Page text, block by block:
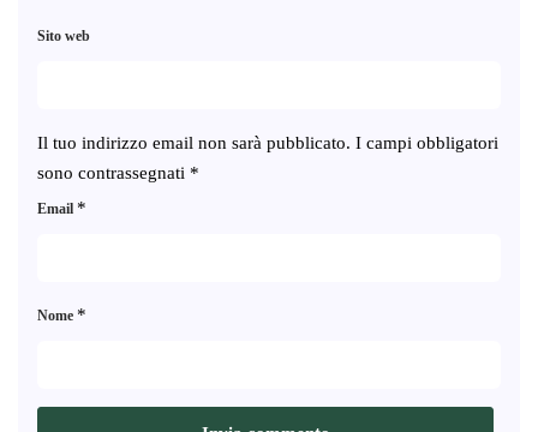
Il tuo indirizzo email non sarà pubblicato. I campi obbligatori
sono contrassegnati *
Nome *
Email *
Sito web